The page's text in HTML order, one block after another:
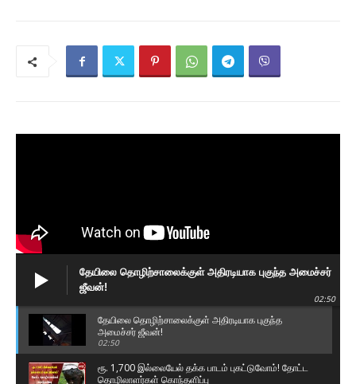
தேயிலை தொழிற்சாலைக்குள் அதிரடியாக புகுந்த அமைச்சர்
ஜீவன்!
02:50
தேயிலை தொழிற்சாலைக்குள் அதிரடியாக புகுந்த
அமைச்சர் ஜீவன்!
02:50
ரூ. 1,700 இல்லையேல் தக்க பாடம் புகட்டுவோம்! தோட்ட
தொழிலாளர்கள் கொந்தளிப்பு